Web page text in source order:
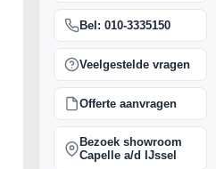
Bel: 010-3335150
Veelgestelde vragen
Offerte aanvragen
Bezoek showroom
Capelle a/d IJssel